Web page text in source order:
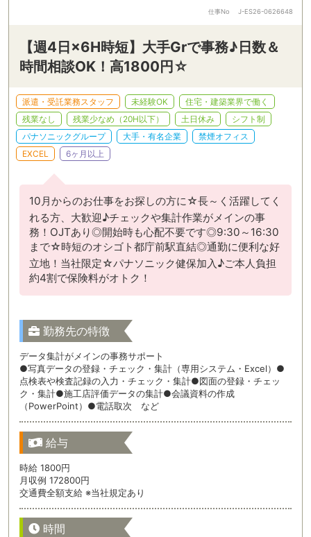
仕事No J-ES26-0626648
【週4日×6H時短】大手Grで事務♪日数＆
時間相談OK！高1800円☆
派遣・受託業務スタッフ 未経験OK
住宅・建築業界で働く
残業なし
残業少なめ（20H以下） 土日休み
シフト制
パナソニックグループ
大手・有名企業
禁煙オフィス
EXCEL
6ヶ月以上
10月からのお仕事をお探しの方に☆長～く活躍してく
れる方、大歓迎♪チェックや集計作業がメインの事
務！OJTあり◎開始時も心配不要です◎9:30～16:30
まで☆時短のオシゴト都庁前駅直結◎通勤に便利な好
立地！当社限定☆パナソニック健保加入♪ご本人負担
約4割で保険料がオトク！
勤務先の特徴
データ集計がメインの事務サポート
●写真データの登録・チェック・集計（専用システム・Excel）●
点検表や検査記録の入力・チェック・集計●図面の登録・チェッ
ク・集計●施工店評価データの集計●会議資料の作成
（PowerPoint）●電話取次 など
給与
時給 1800円
月収例 172800円
交通費全額支給 ※当社規定あり
時間